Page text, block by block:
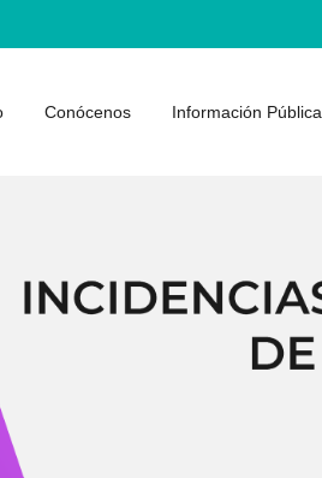
Conócenos Información Pública